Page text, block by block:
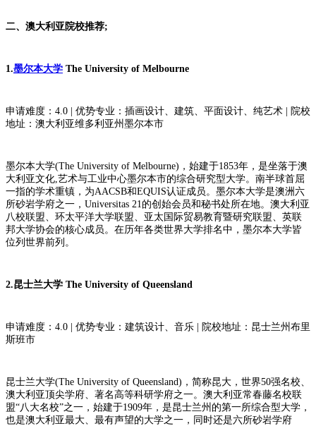
二、澳大利亚院校推荐;
1.墨尔本大学 The University of Melbourne
申请难度：4.0 | 优势专业：插画设计、建筑、平面设计、纯艺术 | 院校
地址：澳大利亚维多利亚州墨尔本市
墨尔本大学(The University of Melbourne)，始建于1853年，是坐落于澳
大利亚文化,艺术与工业中心墨尔本市的综合研究型大学。南半球首屈
一指的学术重镇，为AACSB和EQUIS认证成员。墨尔本大学是澳洲六
所砂岩学府之一，Universitas 21的创始会员和秘书处所在地。澳大利亚
八校联盟、环太平洋大学联盟、亚太国际贸易教育暨研究联盟、英联
邦大学协会的核心成员。在历年各类世界大学排名中，墨尔本大学皆
位列世界前列。
2.昆士兰大学 The University of Queensland
申请难度：4.0 | 优势专业：建筑设计、音乐 | 院校地址：昆士兰州布里
斯班市
昆士兰大学(The University of Queensland)，简称昆大，世界50强名校、
澳大利亚顶尖学府、著名高等科研学府之一。澳大利亚常春藤名校联
盟“八大名校”之一，始建于1909年，是昆士兰州的第一所综合型大学，
也是澳大利亚最大、最有声望的大学之一，同时还是六所砂岩学府